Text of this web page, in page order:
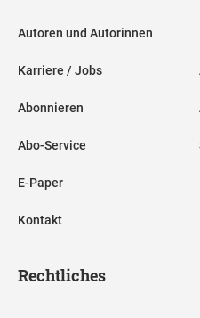
Autoren und Autorinnen
Karriere / Jobs
Abonnieren
Abo-Service
E-Paper
Kontakt
Rechtliches